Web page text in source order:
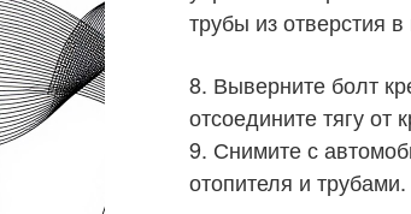
трубы из отверстия
8. Выверните болт
отсоедините тягу от
9. Снимите с
отопителя и трубами.